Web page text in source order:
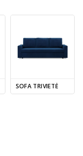
SOFA TRIVIETĖ